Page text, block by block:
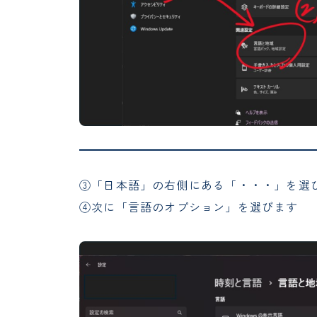
③「日本語」の右側にある「・・・」を選
④次に「言語のオプション」を選びます